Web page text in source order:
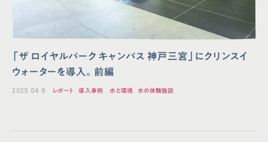
「ザ ロイヤルパーク キャンバス 神戸三宮」にクリンスイ
ウォーターを導入。前編
2025.04.9 レポート 導入事例 水と環境 水の体験施設